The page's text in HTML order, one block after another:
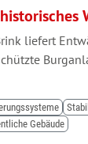
liefert
Gebäude